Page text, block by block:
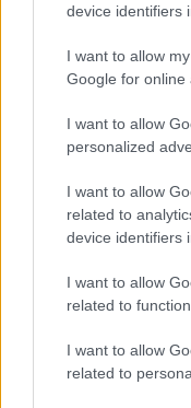
device identifiers
I want to allow
Google for online
I want to allow
personalized
I want to allow
related to
device identifiers
I want to allow
related to
I want to allow
related to
– mondta
letartóztattak,
tartás után
eszébe jut”
– mondta
mindezt egy
ami „be fog